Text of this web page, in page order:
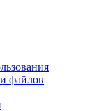
файлов